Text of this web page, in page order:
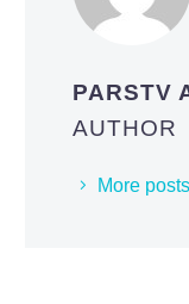
PARSTV
AUTHOR
More